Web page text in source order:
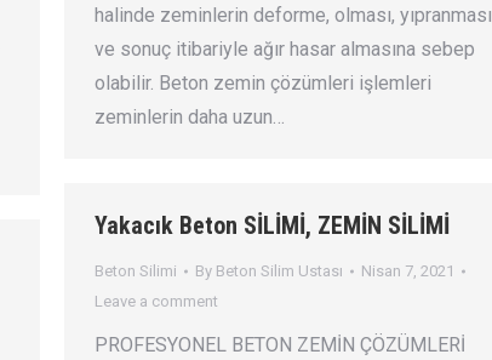
halinde zeminlerin deforme, olması, yıpranması
ve sonuç itibariyle ağır hasar almasına sebep
olabilir. Beton zemin çözümleri işlemleri
zeminlerin daha uzun…
Yakacık Beton SİLİMİ, ZEMİN SİLİMİ
Beton Silimi By Beton Silim Ustası
Nisan 7, 2021
Leave a comment
PROFESYONEL BETON ZEMİN ÇÖZÜMLERİ